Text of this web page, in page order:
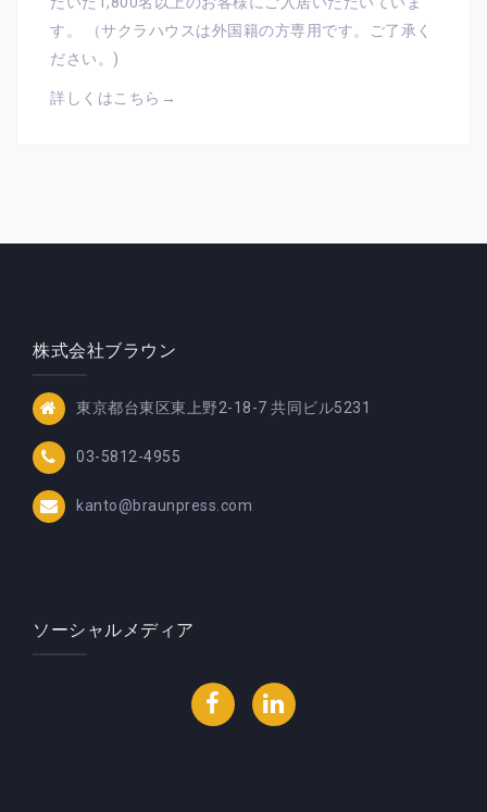
す。 （サクラハウスは外国籍の方専用です。ご了承く
ださい。)
詳しくはこちら→
株式会社ブラウン
東京都台東区東上野2-18-7 共同ビル5231
03-5812-4955
kanto@braunpress.com
ソーシャルメディア
FacebookLinkedIn